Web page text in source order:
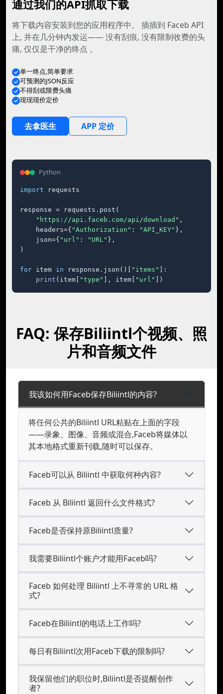
通过我们的API抓取下载
将下载内容安装到您的应用程序中。 插插到 Faceb API
上, 并在几分钟内发运—— 没有刮痕, 没有限制收费的头
痛, 仅仅是干净的终点 。
单一终点,简单要求
可预测的JSON反应
不得刮或限费头痛
现现现价定价
去拿医生 APP 定价
Python
import requests
response = requests.post(
"https://api.faceb.com/api/download" ,
    headers={
"Authorization" : "API_KEY" },
    json={
"url" : "URL" },
)
for item in response.json()[ "items"
]:
print (item[ "type" ], item[ "url" ])
FAQ: 保存Biliintl个视频、照
片和音频文件
我该如何用Faceb保存Biliintl的内容?
将任何公共的Biliintl URL粘贴在上面的字段
——录象、图像、音频或混合,Faceb将媒体以
其本地格式重新刊载,随时可以保存。
Faceb可以从 Biliintl 中获取何种内容?
Faceb 从 Biliintl 返回什么文件格式?
Faceb是否保持原Biliintl质量?
我需要Biliintl个账户才能用Faceb吗?
Faceb 如何处理 Biliintl 上不寻常的 URL 格
式?
Faceb在Biliintl的电话上工作吗?
每日有Biliintl次用Faceb下载的限制吗?
我保留他们的职位时,Biliintl是否提醒创作
者?